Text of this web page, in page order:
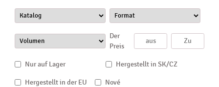
Der
Preis
Nur auf Lager Hergestellt in SK/CZ
Hergestellt in der EU Nové